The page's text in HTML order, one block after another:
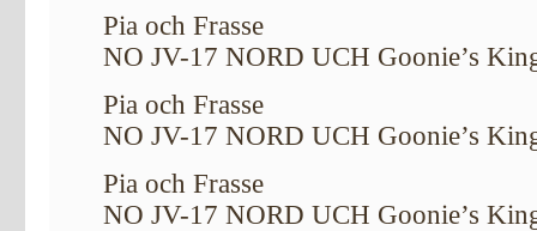
Pia och Frasse
NO JV-17 NORD UCH Goonie’s
Pia och Frasse
NO JV-17 NORD UCH Goonie’s
Pia och Frasse
NO JV-17 NORD UCH Goonie’s